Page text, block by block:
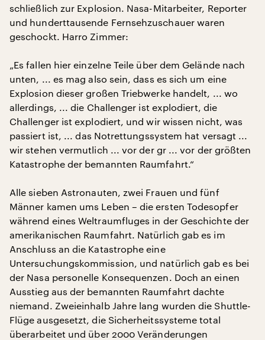
schließlich zur Explosion. Nasa-Mitarbeiter, Reporter
und hunderttausende Fernsehzuschauer waren
geschockt. Harro Zimmer:
„Es fallen hier einzelne Teile über dem Gelände nach
unten, ... es mag also sein, dass es sich um eine
Explosion dieser großen Triebwerke handelt, ... wo
allerdings, ... die Challenger ist explodiert, die
Challenger ist explodiert, und wir wissen nicht, was
passiert ist, ... das Notrettungssystem hat versagt ...
wir stehen vermutlich ... vor der gr ... vor der größten
Katastrophe der bemannten Raumfahrt.“
Alle sieben Astronauten, zwei Frauen und fünf
Männer kamen ums Leben – die ersten Todesopfer
während eines Weltraumfluges in der Geschichte der
amerikanischen Raumfahrt. Natürlich gab es im
Anschluss an die Katastrophe eine
Untersuchungskommission, und natürlich gab es bei
der Nasa personelle Konsequenzen. Doch an einen
Ausstieg aus der bemannten Raumfahrt dachte
niemand. Zweieinhalb Jahre lang wurden die Shuttle-
Flüge ausgesetzt, die Sicherheitssysteme total
überarbeitet und über 2000 Veränderungen